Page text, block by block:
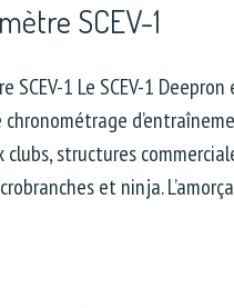
SCEV-1
SCEV-1 Le SCEV-1
chronométrage
structures
et ninja.